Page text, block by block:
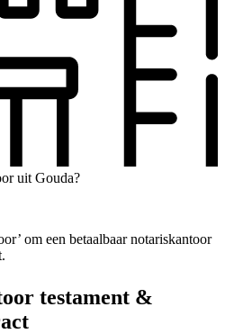
uit Gouda?
om een betaalbaar notariskantoor
testament &